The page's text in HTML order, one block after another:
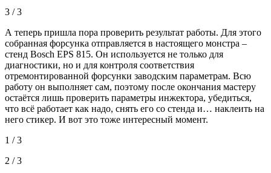
3 / 3
А теперь пришла пора проверить результат работы. Для этого
собранная форсунка отправляется в настоящего монстра –
стенд Bosch EPS 815. Он используется не только для
диагностики, но и для контроля соответствия
отремонтированной форсунки заводским параметрам. Всю
работу он выполняет сам, поэтому после окончания мастеру
остаётся лишь проверить параметры инжектора, убедиться,
что всё работает как надо, снять его со стенда и… наклеить на
него стикер. И вот это тоже интересный момент.
1 / 3
2 / 3